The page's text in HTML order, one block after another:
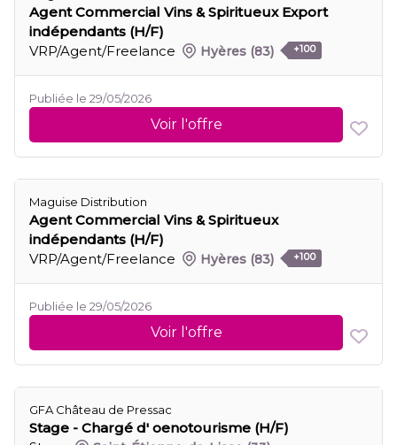
Agent Commercial Vins & Spiritueux Export
indépendants (H/F)
VRP/Agent/Freelance
Hyères (83) +100
Publiée le 29/05/2026
Voir l'offre
Maguise Distribution
Agent Commercial Vins & Spiritueux
indépendants (H/F)
VRP/Agent/Freelance
Hyères (83) +100
Publiée le 29/05/2026
Voir l'offre
GFA Château de Pressac
Stage - Chargé d' oenotourisme (H/F)